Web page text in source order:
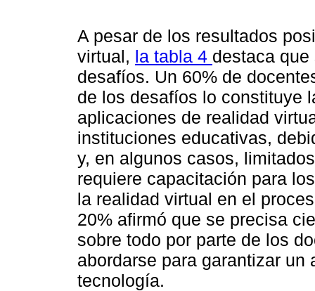
A pesar de los resultados
virtual, la tabla 4 destaca
desafíos. Un 60% de
de los desafíos lo constituye
aplicaciones de realidad
instituciones educativas,
y, en algunos casos,
requiere capacitación para
la realidad virtual en el
20% afirmó que se precisa
sobre todo por parte de los
abordarse para garantizar
tecnología.